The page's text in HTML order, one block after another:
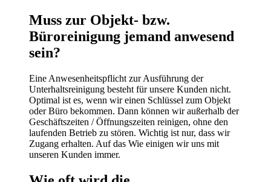
Muss zur Objekt- bzw.
Büroreinigung jemand anwesend
sein?
Eine Anwesenheitspflicht zur Ausführung der
Unterhaltsreinigung besteht für unsere Kunden nicht.
Optimal ist es, wenn wir einen Schlüssel zum Objekt
oder Büro bekommen. Dann können wir außerhalb der
Geschäftszeiten / Öffnungszeiten reinigen, ohne den
laufenden Betrieb zu stören. Wichtig ist nur, dass wir
Zugang erhalten. Auf das Wie einigen wir uns mit
unseren Kunden immer.